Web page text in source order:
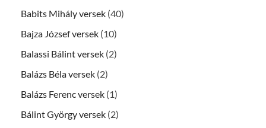
Babits Mihály versek (40)
Bajza József versek (10)
Balassi Bálint versek (2)
Balázs Béla versek (2)
Balázs Ferenc versek (1)
Bálint György versek (2)